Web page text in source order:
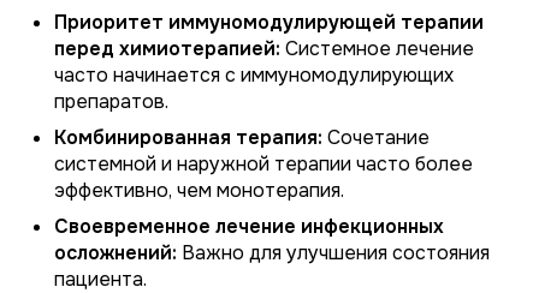
Приоритет иммуномодулирующей терапии
перед химиотерапией: Системное лечение
часто начинается с иммуномодулирующих
препаратов.
Комбинированная терапия: Сочетание
системной и наружной терапии часто более
эффективно, чем монотерапия.
Своевременное лечение инфекционных
осложнений: Важно для улучшения состояния
пациента.